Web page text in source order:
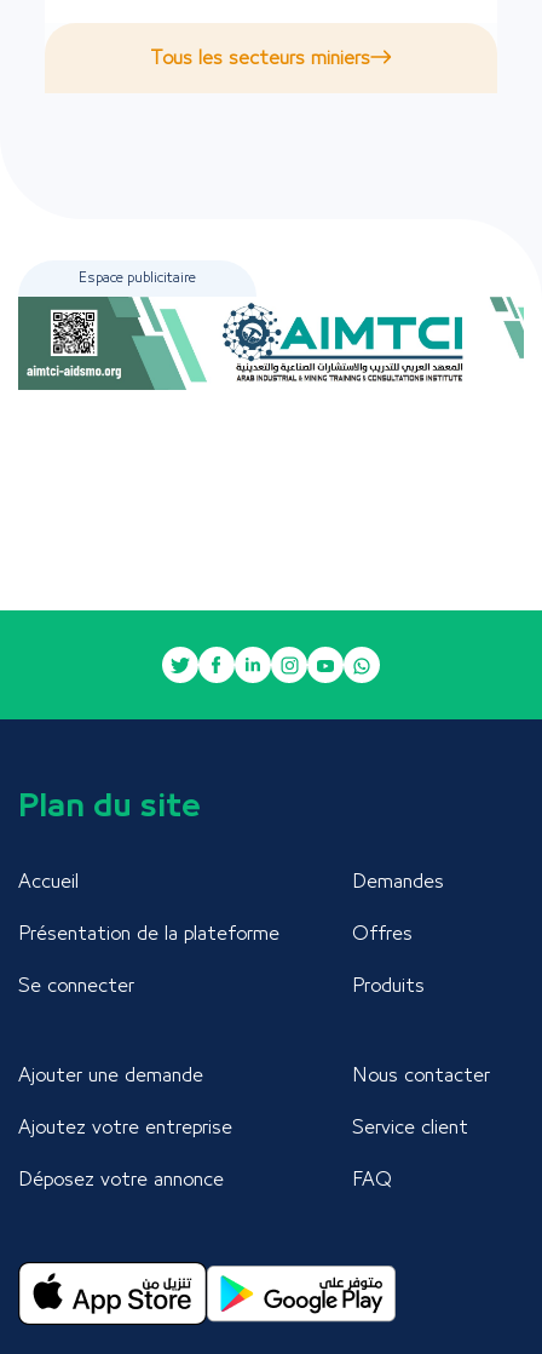
Tous les secteurs miniers
Espace publicitaire
Plan du site
Accueil
Présentation de la plateforme
Se connecter
Demandes
Offres
Produits
Ajouter une demande
Ajoutez votre entreprise
Déposez votre annonce
Nous contacter
Service client
FAQ